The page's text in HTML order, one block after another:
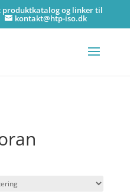
produktkatalog og linker til
kontakt@htp-iso.dk